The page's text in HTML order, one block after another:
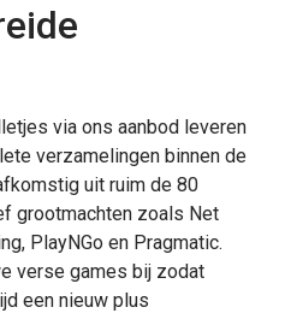
via ons aanbod leveren
verzamelingen binnen de
uit ruim de 80
grootmachten zoals Net
PlayNGo en Pragmatic.
verse games bij zodat
een nieuw plus